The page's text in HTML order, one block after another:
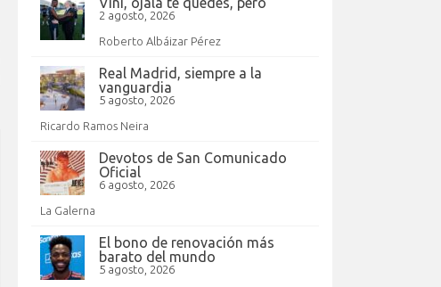
2 agosto, 2026
Roberto Albáizar Pérez
Real Madrid, siempre a la
vanguardia
5 agosto, 2026
Ricardo Ramos Neira
Devotos de San Comunicado
Oficial
6 agosto, 2026
La Galerna
El bono de renovación más
barato del mundo
5 agosto, 2026